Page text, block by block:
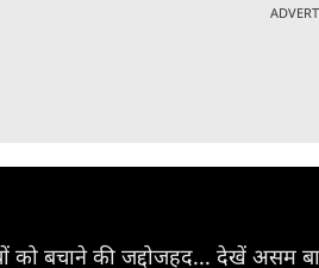
को बचाने की जद्दोजहद... देखें असम